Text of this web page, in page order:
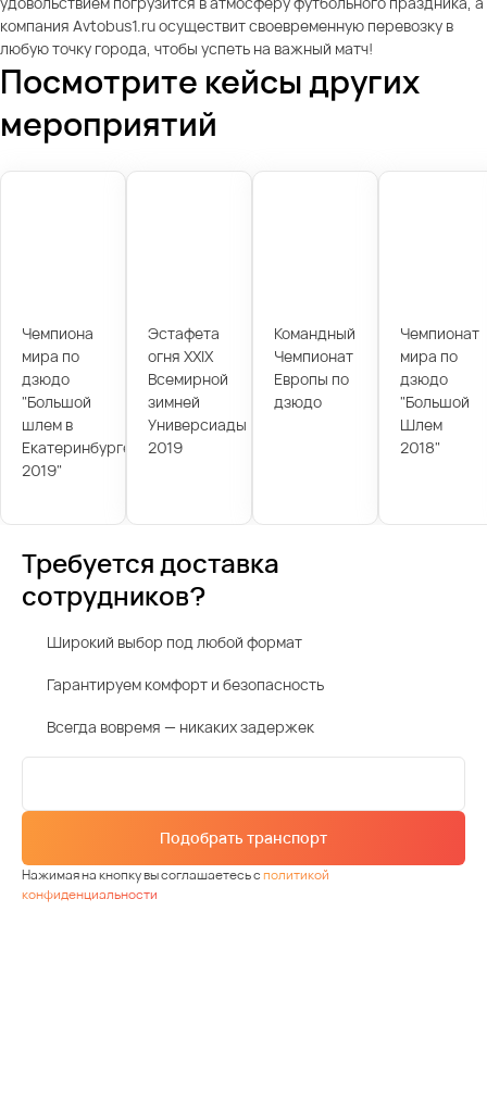
компания Avtobus1.ru осуществит своевременную перевозку в
любую точку города, чтобы успеть на важный матч!
Посмотрите кейсы других
мероприятий
Чемпиона
мира по
дзюдо
"Большой
шлем в
Екатеринбурге
2019"
Эстафета
огня XXIX
Всемирной
зимней
Универсиады
2019
Командный
Чемпионат
Европы по
дзюдо
Чемпионат
мира по
дзюдо
"Большой
Шлем
2018"
Требуется доставка
сотрудников?
Широкий выбор под любой формат
Гарантируем комфорт и безопасность
Всегда вовремя — никаких задержек
Подобрать транспорт
Нажимая на кнопку вы соглашаетесь сполитикой
конфиденциальности